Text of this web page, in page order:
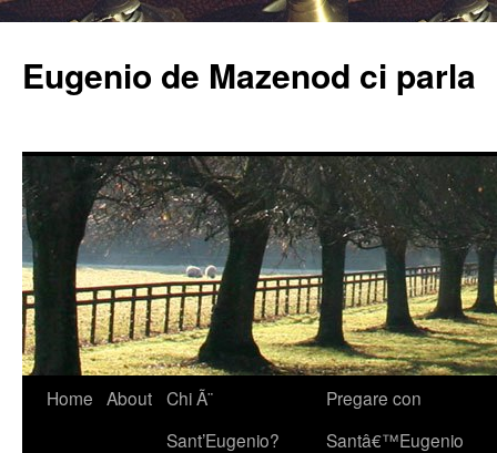
Eugenio de Mazenod ci parla
Home About Chi Ã¨
Sant’Eugenio?
Pregare con
Santâ€™Eugenio